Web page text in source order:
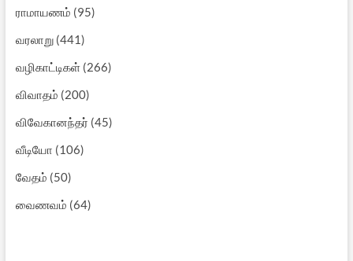
ராமாயணம் (95)
வரலாறு(441)
வழிகாட்டிகள்(266)
விவாதம் (200)
விவேகானந்தர் (45)
வீடியோ (106)
வேதம் (50)
வைணவம் (64)